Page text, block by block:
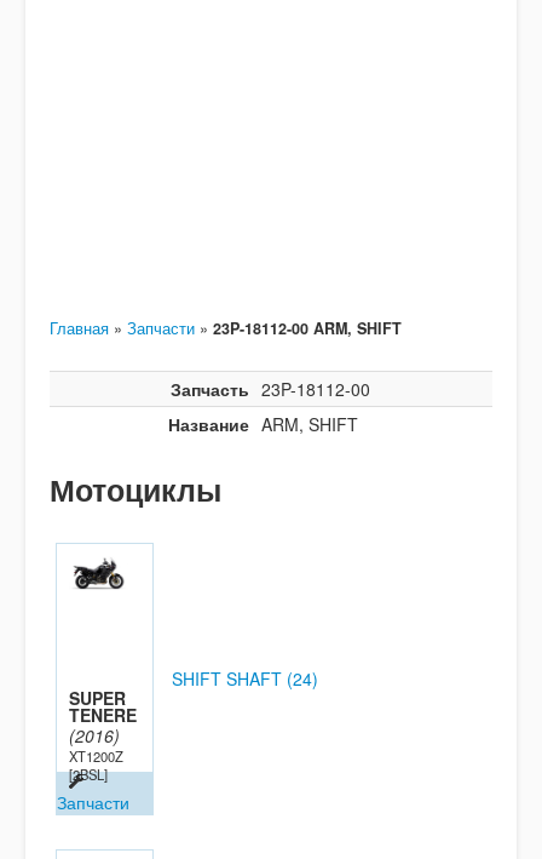
Главная » Запчасти » 23P-18112-00 ARM, SHIFT
Запчасть 23P-18112-00
Название ARM, SHIFT
Мотоциклы
SUPER
TENERE
(2016)
XT1200Z
[2BSL]
Запчасти
SHIFT SHAFT (24)